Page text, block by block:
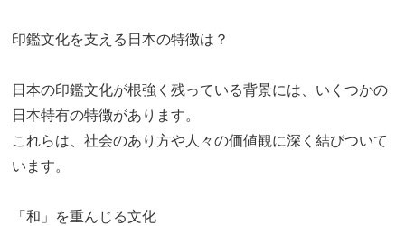
印鑑文化を支える日本の特徴は？
日本の印鑑文化が根強く残っている背景には、いくつかの
日本特有の特徴があります。
これらは、社会のあり方や人々の価値観に深く結びついて
います。
「和」を重んじる文化